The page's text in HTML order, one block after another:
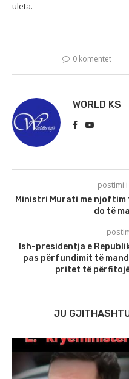
ulëta.
0 komentet
WORLD KS
postimi
Ministri Murati me
do të
Ish-presidentja e
pas përfundimit të
pritet të
JU